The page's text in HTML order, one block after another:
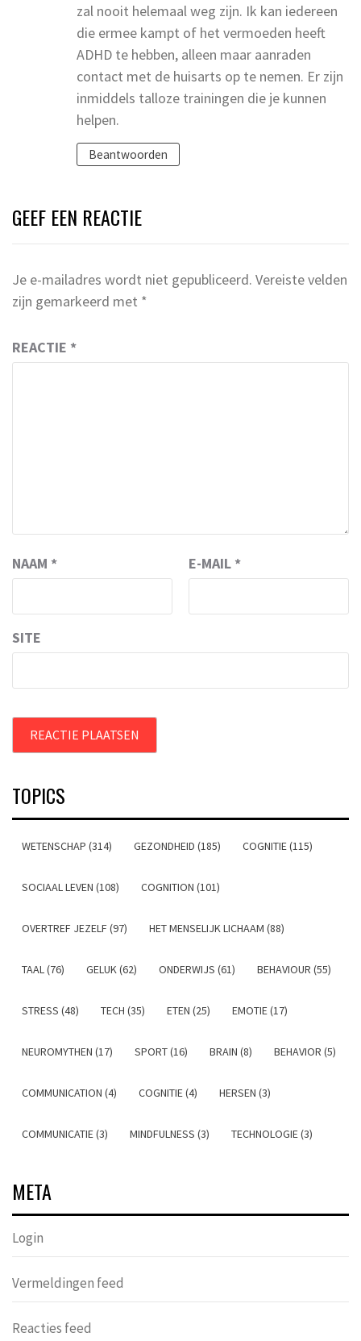
zal nooit helemaal weg zijn. Ik kan iedereen
die ermee kampt of het vermoeden heeft
ADHD te hebben, alleen maar aanraden
contact met de huisarts op te nemen. Er zijn
inmiddels talloze trainingen die je kunnen
helpen.
Beantwoorden
GEEF EEN REACTIE
Je e-mailadres wordt niet gepubliceerd. Vereiste velden
zijn gemarkeerd met *
REACTIE *
NAAM * E-MAIL *
SITE
TOPICS
WETENSCHAP (314) GEZONDHEID (185) COGNITIE (115)
SOCIAAL LEVEN (108) COGNITION (101)
OVERTREF JEZELF (97) HET MENSELIJK LICHAAM (88)
TAAL (76) GELUK (62) ONDERWIJS (61) BEHAVIOUR (55)
STRESS (48) TECH (35) ETEN (25) EMOTIE (17)
NEUROMYTHEN (17) SPORT (16) BRAIN (8) BEHAVIOR (5)
COMMUNICATION (4) COGNITIE (4) HERSEN (3)
COMMUNICATIE (3) MINDFULNESS (3) TECHNOLOGIE (3)
META
Login
Vermeldingen feed
Reacties feed